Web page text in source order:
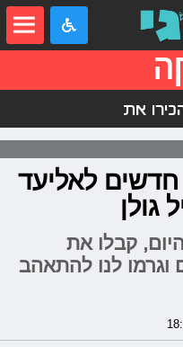
את
חדשים לאליעד
גולן
היום, קבלו את
וגרמו לנו להתאהב